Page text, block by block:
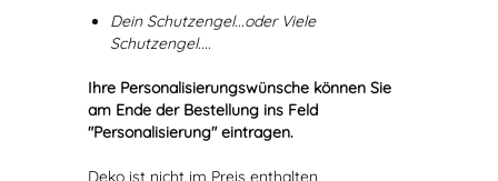
Dein Schutzengel...oder Viele
Schutzengel....
Ihre Personalisierungswünsche können Sie
am Ende der Bestellung ins Feld
"Personalisierung" eintragen.
Deko ist nicht im Preis enthalten